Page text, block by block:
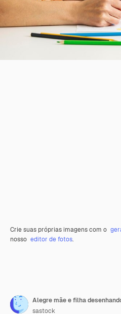
Crie suas próprias imagens com o
nosso editor de fotos.
Alegre mãe e filha
sastock